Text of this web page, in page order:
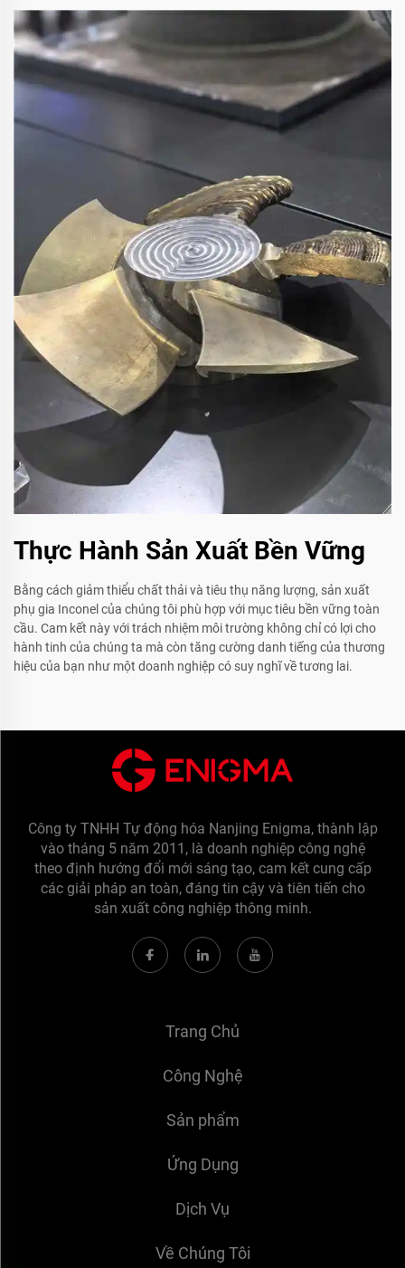
Thực Hành Sản Xuất Bền Vững
Bằng cách giảm thiểu chất thải và tiêu thụ năng lượng, sản xuất
phụ gia Inconel của chúng tôi phù hợp với mục tiêu bền vững toàn
cầu. Cam kết này với trách nhiệm môi trường không chỉ có lợi cho
hành tinh của chúng ta mà còn tăng cường danh tiếng của thương
hiệu của bạn như một doanh nghiệp có suy nghĩ về tương lai.
Công ty TNHH Tự động hóa Nanjing Enigma, thành lập
vào tháng 5 năm 2011, là doanh nghiệp công nghệ
theo định hướng đổi mới sáng tạo, cam kết cung cấp
các giải pháp an toàn, đáng tin cậy và tiên tiến cho
sản xuất công nghiệp thông minh.
Trang Chủ
Công Nghệ
Sản phẩm
Ứng Dụng
Dịch Vụ
Về Chúng Tôi